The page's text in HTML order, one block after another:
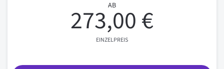
AB
273,00 €
EINZELPREIS